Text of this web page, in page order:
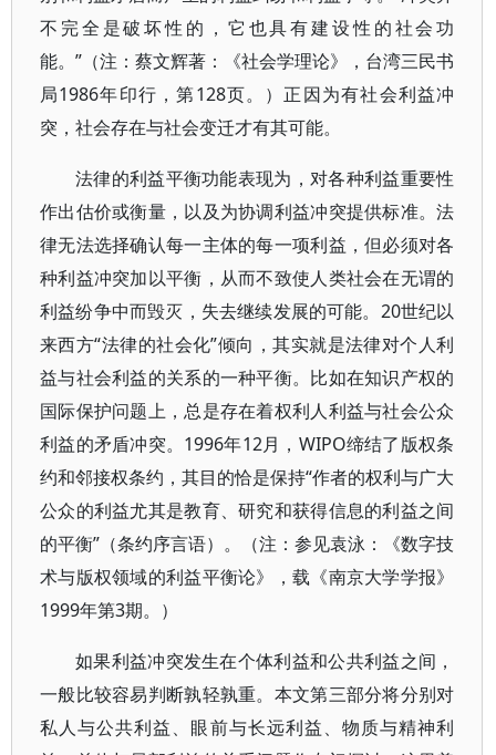
不完全是破坏性的，它也具有建设性的社会功
能。”（注：蔡文辉著：《社会学理论》，台湾三民书
局1986年印行，第128页。）正因为有社会利益冲
突，社会存在与社会变迁才有其可能。
法律的利益平衡功能表现为，对各种利益重要性
作出估价或衡量，以及为协调利益冲突提供标准。法
律无法选择确认每一主体的每一项利益，但必须对各
种利益冲突加以平衡，从而不致使人类社会在无谓的
利益纷争中而毁灭，失去继续发展的可能。20世纪以
来西方“法律的社会化”倾向，其实就是法律对个人利
益与社会利益的关系的一种平衡。比如在知识产权的
国际保护问题上，总是存在着权利人利益与社会公众
利益的矛盾冲突。1996年12月，WIPO缔结了版权条
约和邻接权条约，其目的恰是保持“作者的权利与广大
公众的利益尤其是教育、研究和获得信息的利益之间
的平衡”（条约序言语）。（注：参见袁泳：《数字技
术与版权领域的利益平衡论》，载《南京大学学报》
1999年第3期。）
如果利益冲突发生在个体利益和公共利益之间，
一般比较容易判断孰轻孰重。本文第三部分将分别对
私人与公共利益、眼前与长远利益、物质与精神利